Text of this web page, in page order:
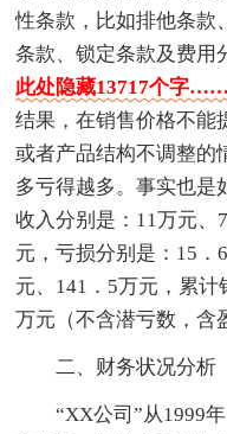
性条款，比如排他条款
条款、锁定条款及费用
此处隐藏13717个字
结果，在销售价格不能
或者产品结构不调整的
多亏得越多。事实也是
收入分别是：11万元、
元，亏损分别是：15．
元、141．5万元，累
万元（不含潜亏数，含
二、财务状况分析
“XX公司”从1999